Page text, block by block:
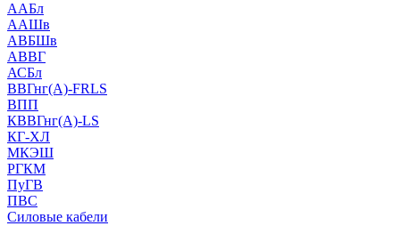
ААБл
ААШв
АВБШв
АВВГ
АСБл
ВВГнг(А)-FRLS
ВПП
КВВГнг(А)-LS
КГ-ХЛ
МКЭШ
РГКМ
ПуГВ
ПВС
Силовые кабели